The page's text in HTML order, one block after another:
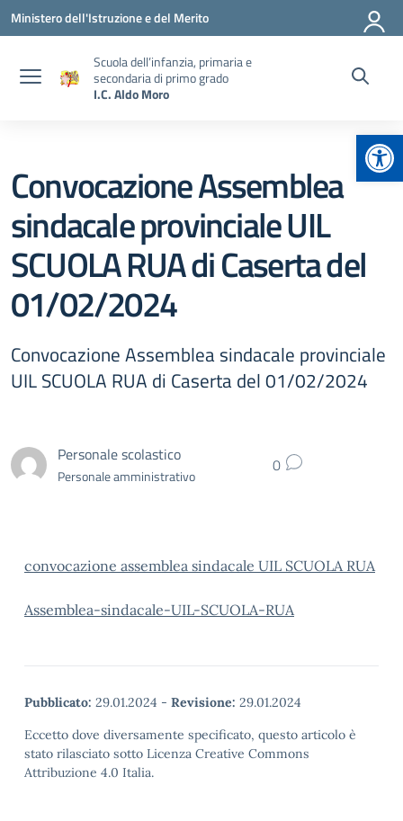
Vai ai contenuti
Vai al menu di navigazione
Vai al footer
Ministero dell'Istruzione e del Merito
Scuola dell’infanzia, primaria e
secondaria di primo grado
I.C. Aldo Moro
Convocazione Assemblea
sindacale provinciale UIL
SCUOLA RUA di Caserta del
01/02/2024
Convocazione Assemblea sindacale provinciale
UIL SCUOLA RUA di Caserta del 01/02/2024
Personale scolastico
Personale amministrativo 0
convocazione assemblea sindacale UIL SCUOLA RUA
Assemblea-sindacale-UIL-SCUOLA-RUA
Pubblicato: 29.01.2024 - Revisione: 29.01.2024
Eccetto dove diversamente specificato, questo articolo è
stato rilasciato sotto Licenza Creative Commons
Attribuzione 4.0 Italia.